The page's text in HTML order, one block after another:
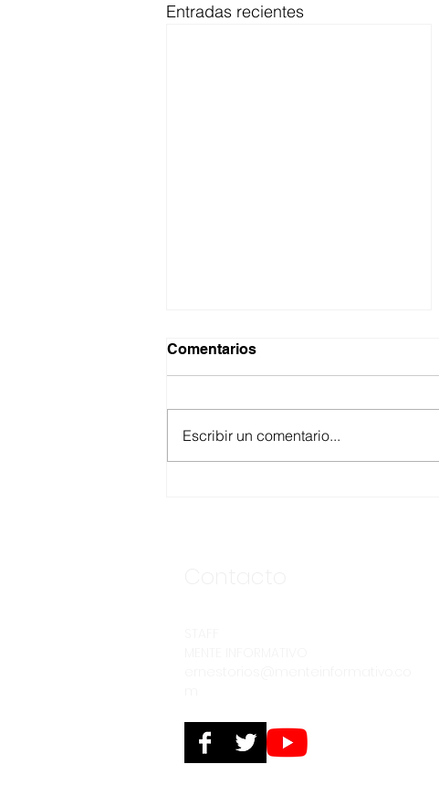
Entradas recientes
Comentarios
Escribir un comentario...